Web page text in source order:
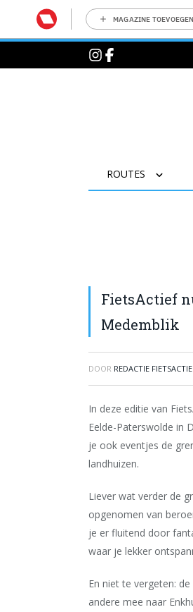
MAGAZINE TOEVOEGEN
ROUTES
FietsActief
Medemblik
DOOR REDACTIE
In deze editie van
Eelde-Paterswolde in
je ook eventjes de
landhuizen.
Liever wat verder de
opgenomen van
je er fluitend door
waar je lekker
En niet te vergeten:
andere mee naar